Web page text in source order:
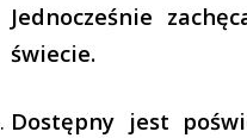
Jednocześnie
świecie.
Dostępny jest